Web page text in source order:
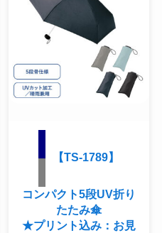
【TS-1789】
コンパクト5段UV折り
たたみ傘
★プリント込み：お見